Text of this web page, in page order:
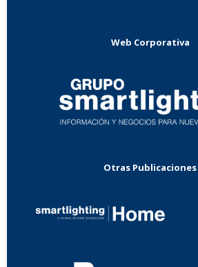
Web Corporativa
Otras Publicaciones